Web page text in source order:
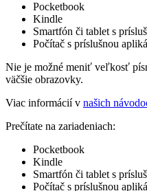
Pocketbook
Kindle
Smartfón či tablet s
Počítač s príslušnou
Nie je možné meniť veľkosť
väčšie obrazovky.
Viac informácií v našich
Prečítate na zariadeniach:
Pocketbook
Kindle
Smartfón či tablet s
Počítač s príslušnou